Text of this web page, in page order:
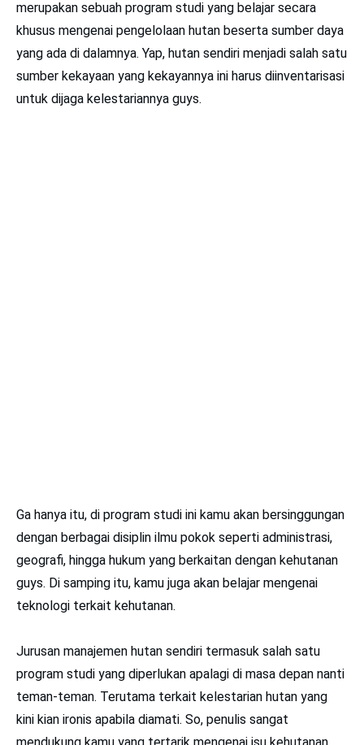
merupakan sebuah program studi yang belajar secara
khusus mengenai pengelolaan hutan beserta sumber daya
yang ada di dalamnya. Yap, hutan sendiri menjadi salah satu
sumber kekayaan yang kekayannya ini harus diinventarisasi
untuk dijaga kelestariannya guys.
Ga hanya itu, di program studi ini kamu akan bersinggungan
dengan berbagai disiplin ilmu pokok seperti administrasi,
geografi, hingga hukum yang berkaitan dengan kehutanan
guys. Di samping itu, kamu juga akan belajar mengenai
teknologi terkait kehutanan.
Jurusan manajemen hutan sendiri termasuk salah satu
program studi yang diperlukan apalagi di masa depan nanti
teman-teman. Terutama terkait kelestarian hutan yang
kini kian ironis apabila diamati. So, penulis sangat